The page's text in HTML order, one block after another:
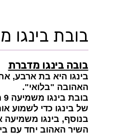
בובת בינגו
בובה בינגו מדברת
בינגו היא בת ארבע,
האהובה "בלואי".
בובת בינגו משמיעה 9 משפטים שונים ומעניינים-
של בינגו כדי לשמוע
בנוסף, בינגו
השיר האהוב יחד עם